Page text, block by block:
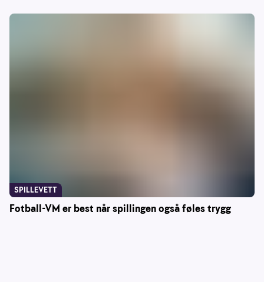
Fotball-VM er best når spillingen også føles trygg
SPILLEVETT